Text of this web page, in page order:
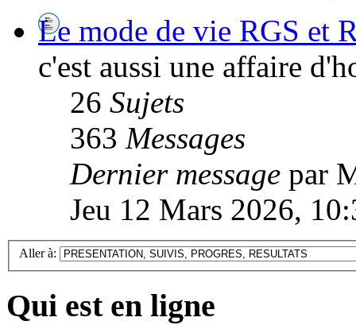
Le mode de vie RGS et
c'est aussi une affaire
26 Sujets
363 Messages
Dernier message par
Jeu 12 Mars 2026,
Aller à:
Qui est en ligne